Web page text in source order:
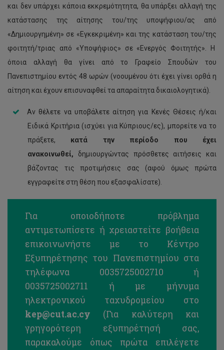
και δεν υπάρχει κάποια εκκρεμότητητα, θα υπάρξει αλλαγή της
κατάστασης της αίτησης του/της υποψήφιου/ας από
«Δημιουργημένη» σε «Εγκεκριμένη» και της κατάσταση του/της
φοιτητή/τριας από «Υποψήφιος» σε «Ενεργός Φοιτητής». Η
όποια αλλαγή θα γίνει από το Γραφείο Σπουδών του
Πανεπιστημίου εντός 48 ωρών (νοουμένου ότι έχει γίνει ορθά η
αίτηση και έχουν επισυναφθεί τα απαραίτητα δικαιολογητικά).
Αν θέλετε να υποβάλετε αίτηση για Κενές Θέσεις ή/και
Ειδικά Κριτήρια (ισχύει για Κύπριους/ες), μπορείτε να το
πράξετε, κατά την περίοδο που έχει
ανακοινωθεί, δημιουργώντας πρόσθετες αιτήσεις και
βάζοντας τις προτιμήσεις σας (αφού όμως πρώτα
εγγραφείτε στη θέση που εξασφαλίσατε).
Για οποιοδήποτε πρόβλημα
αντιμετωπίσετε ή χρειαστείτε βοήθεια
επικοινωνήστε με το Κέντρο
Εξυπηρέτησης του Πανεπιστημίου στα
τηλέφωνα 0035725002710 ή
0035725002711 ή με μήνυμα
ηλεκτρονικού ταχυδρομείου στο
kep@cut.ac.cy (Για καλύτερη και
γρηγορότερη εξυπηρέτησή σας,
παρακαλούμε όπως πρώτα επιλέγετε